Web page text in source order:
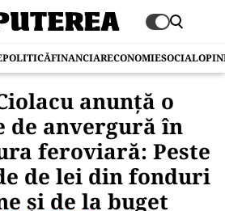
POLITICĂFINANCIARECONOMIESOCIAL
anunţă o
de anvergură în
feroviară: Peste
de lei din fonduri
și de la buget